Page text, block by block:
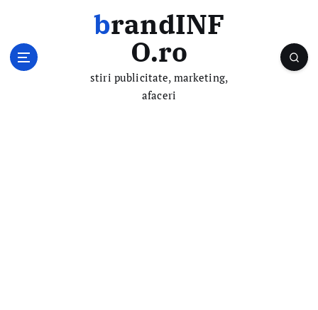
brandINF
O.ro
stiri publicitate, marketing,
afaceri